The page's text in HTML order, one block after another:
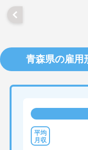
青森県の雇用